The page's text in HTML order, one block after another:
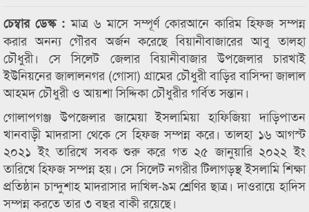
চেম্বার ডেস্ক :মাত্র ৬ মাসে সম্পূর্ণ কোরআনে কারিম হিফজ সম্পন্ন
করার অনন্য গৌরব অর্জন করেছে বিয়ানীবাজারের আবু তালহা
চৌধুরী। সে সিলেট জেলার বিয়ানীবাজার উপজেলার চারখাই
ইউনিয়নের জালালনগর (গোসা) গ্রামের চৌধুরী বাড়ির বাসিন্দা জালাল
আহমদ চৌধুরী ও আয়শা সিদ্দিকা চৌধুরীর গর্বিত সন্তান।
গোলাপগঞ্জ উপজেলার জামেয়া ইসলামিয়া হাফিজিয়া দাড়িপাতন
খানবাড়ী মাদরাসা থেকে সে হিফজ সম্পন্ন করে। তালহা ১৬ আগস্ট
২০২১ ইং তারিখে সবক শুরু করে গত ২৫ জানুয়ারি ২০২২ ইং
তারিখে হিফজ সম্পন্ন হয়। সে সিলেট নগরীর টিলাগড়স্থ ইসলামি শিক্ষা
প্রতিষ্ঠান চান্দুশাহ মাদরাসার দাখিল-৯ম শ্রেণির ছাত্র। দাওরায়ে হাদিস
সম্পন্ন করতে তার ৩ বছর বাকী রয়েছে।